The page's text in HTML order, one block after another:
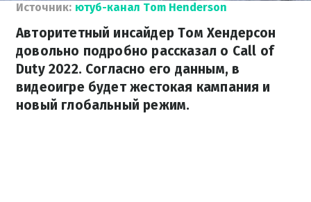
Источник: ютуб-канал Tom Henderson
Авторитетный инсайдер Том Хендерсон
довольно подробно рассказал о Call of
Duty 2022. Согласно его данным, в
видеоигре будет жестокая кампания и
новый глобальный режим.